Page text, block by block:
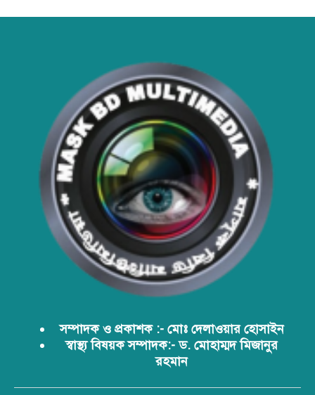
হাসপাতাল ও ক্লিনিকে রোগীর অপেক্ষার
সময় কমাতে স্বাস্থ্যসেবা চেইন:
বাংলাদেশের প্রেক্ষাপটে একটি বাস্তবসম্মত
সমাধান
বাংলাদেশের টিকা নিরাপত্তা ও স্বাস্থ্য
সার্বভৌমত্ব: এখনই দেশীয় ভ্যাকসিন
উৎপাদনে জাতীয় বিনিয়োগের সময়
আবারো ডিএনসি নোয়াখালী কর্তৃক
ডিএনসি নোয়াখালী কর্তৃক বিপুল পরিমান
ইয়াবা উদ্ধার
সম্পাদক ও প্রকাশক :- মোঃ দেলাওয়ার হোসাইন
স্বাস্থ্য বিষয়ক সম্পাদক:- ড. মোহাম্মদ মিজানুর
রহমান